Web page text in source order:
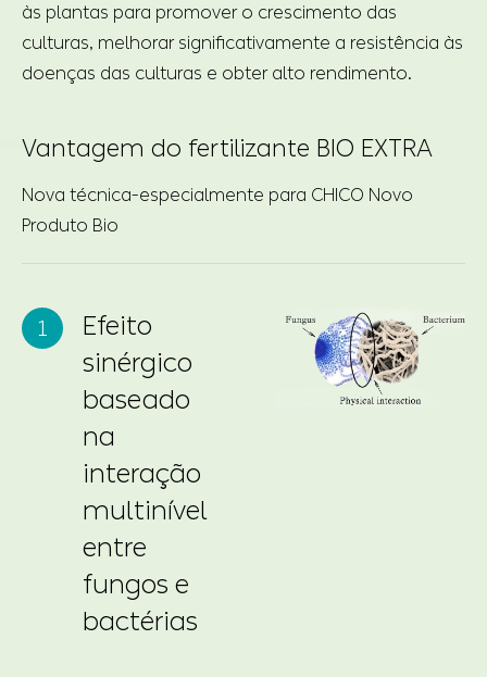
às plantas para promover o crescimento das
culturas, melhorar significativamente a resistência às
doenças das culturas e obter alto rendimento.
Vantagem do fertilizante BIO EXTRA
Nova técnica-especialmente para CHICO Novo
Produto Bio
Efeito
sinérgico
baseado
na
interação
multinível
entre
fungos e
bactérias